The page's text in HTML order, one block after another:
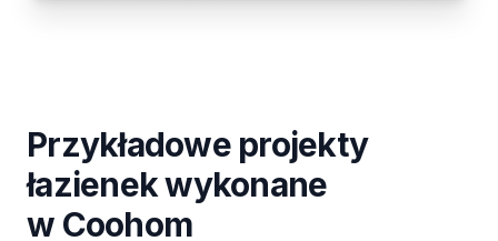
Przykładowe projekty
łazienek wykonane
w Coohom